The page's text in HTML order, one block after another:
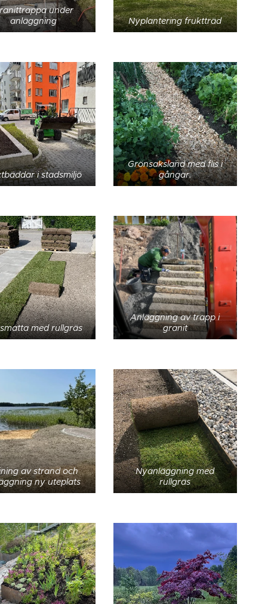
under
anläggning
Nyplantering fruktträd
i stadsmiljö
Grönsaksland med flis i
gångar.
med rullgräs
Anläggning av trapp i
granit
av strand och
ny uteplats
Nyanläggning med
rullgräs